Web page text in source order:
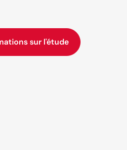
sur l'étude